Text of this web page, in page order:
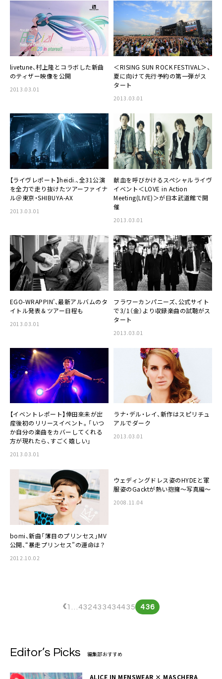
livetune、村上隆 とコラボした新曲
のティザー映像を公開
2013.03.01
＜RISING SUN ROCK FESTIVAL＞、
夏に向けて先行予約の第一弾がス
タート
2013.03.01
【ライヴレポート】heidi.、全31公演
を全力で走り抜けたツアーファイナ
ル＠東京・SHIBUYA-AX
2013.03.01
献血を呼びかけるスペシャルライヴ
イベント＜LOVE in Action
Meeting(LIVE)＞が日本武道館で開
催
2013.03.01
EGO-WRAPPIN’、最新アルバムのタ
イトル発表＆ツアー日程も
2013.03.01
フラワーカンパニーズ、公式サイト
で3/1（金）より収録楽曲の試聴がス
タート
2013.03.01
【イベントレポート】倖田來未が出
産後初のリリースイベント。「いつ
か自分の楽曲をカバーしてくれる
方が現れたら、すごく嬉しい」
2013.03.01
ラナ・デル・レイ、新作はスピリチュ
アルでダーク
2013.03.01
bomi、新曲「薄目のプリンセス」MV
公開、“暴走プリンセス”の運命は？
2012.10.02
ウェディングドレス姿のHYDEと軍
服姿のGacktが熱い抱擁～写真編～
2008.11.04
‹1 432433434435 436
Editor’s Picks 編集部おすすめ
ALICE IN MENSWEAR × MASCHERA